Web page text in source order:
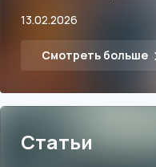
13.02.2026
Смотреть больше
Статьи